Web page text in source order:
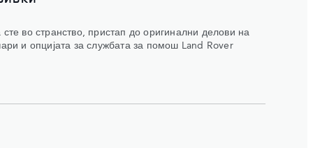
во странство, пристап до оригинални делови на
и опцијата за службата за помош Land Rover